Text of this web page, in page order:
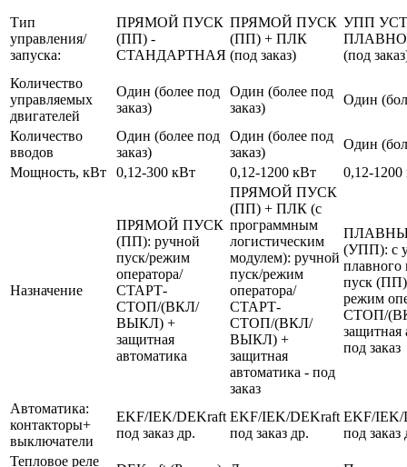
Тип
управления/
запуска:
ПРЯМОЙ ПУСК
(ПП) -
СТАНДАРТНАЯ
ПРЯМОЙ ПУСК
(ПП) + ПЛК
(под заказ)
УПП
(под
Количество
управляемых
двигателей
Один (более под
заказ)
Один (более под
заказ)
Один
Количество
вводов
Один (более под
заказ)
Один (более под
заказ)
Один
Мощность, кВт
0,12-300 кВт 0,12-1200 кВт 0,12-1200
Назначение
ПРЯМОЙ ПУСК
(ПП): ручной
пуск/режим
оператора/
СТАРТ-
СТОП/(ВКЛ/
ВЫКЛ) +
защитная
автоматика
ПРЯМОЙ ПУСК
(ПП) + ПЛК (с
программным
логистическим
модулем): ручной
пуск/режим
оператора/
СТАРТ-
СТОП/(ВКЛ/
ВЫКЛ) +
защитная
автоматика - под
заказ
(УПП): с
плавного
пуск
режим
СТОП/
защитная
под заказ
Автоматика:
контакторы+
выключатели
EKF/IEK/DEKraft
под заказ др.
EKF/IEK/DEKraft
под заказ др.
EKF/IEK/
под заказ
Тепловое реле